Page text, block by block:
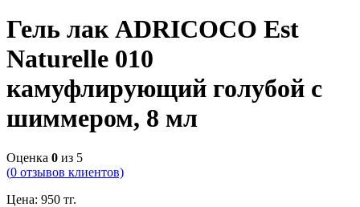
Гель лак ADRICOCO Est
Naturelle 010
камуфлирующий голубой с
шиммером, 8 мл
Оценка 0 из 5
(0 отзывов клиентов)
Цена: 950 тг.